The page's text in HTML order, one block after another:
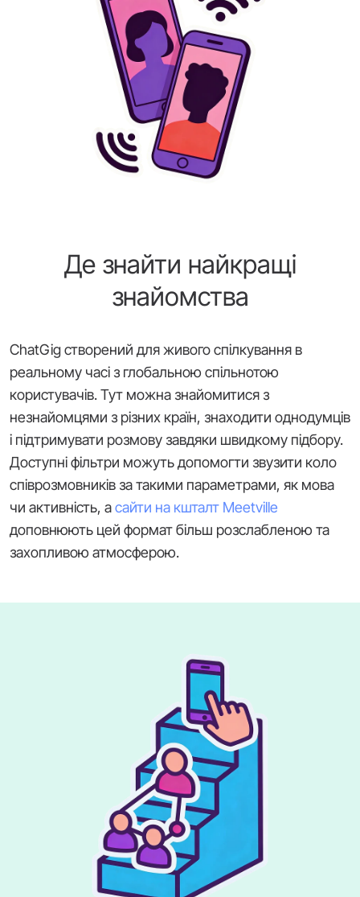
Де знайти найкращі
знайомства
ChatGig створений для живого спілкування в
реальному часі з глобальною спільнотою
користувачів. Тут можна знайомитися з
незнайомцями з різних країн, знаходити однодумців
і підтримувати розмову завдяки швидкому підбору.
Доступні фільтри можуть допомогти звузити коло
співрозмовників за такими параметрами, як мова
чи активність, асайти на кшталт Meetville
доповнюють цей формат більш розслабленою та
захопливою атмосферою.